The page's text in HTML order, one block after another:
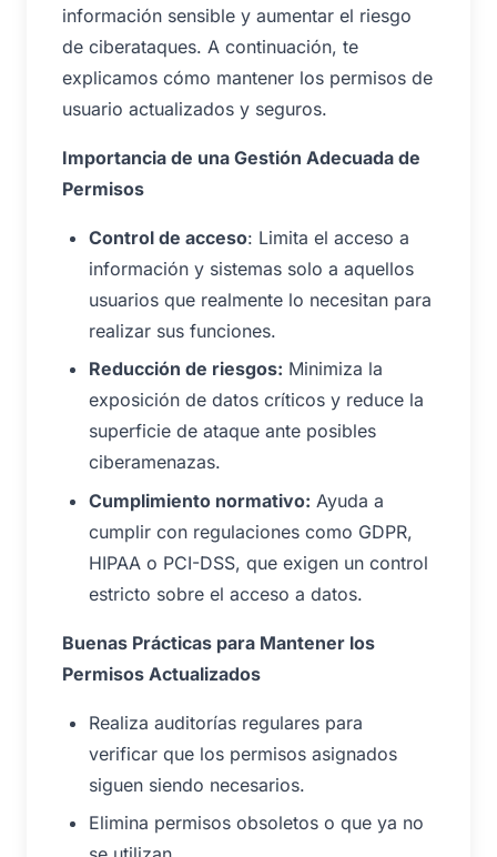
información sensible y aumentar el riesgo
de ciberataques. A continuación, te
explicamos cómo mantener los permisos de
usuario actualizados y seguros.
Importancia de una Gestión Adecuada de
Permisos
Control de acceso: Limita el acceso a
información y sistemas solo a aquellos
usuarios que realmente lo necesitan para
realizar sus funciones.
Reducción de riesgos: Minimiza la
exposición de datos críticos y reduce la
superficie de ataque ante posibles
ciberamenazas.
Cumplimiento normativo: Ayuda a
cumplir con regulaciones como GDPR,
HIPAA o PCI-DSS, que exigen un control
estricto sobre el acceso a datos.
Buenas Prácticas para Mantener los
Permisos Actualizados
Realiza auditorías regulares para
verificar que los permisos asignados
siguen siendo necesarios.
Elimina permisos obsoletos o que ya no